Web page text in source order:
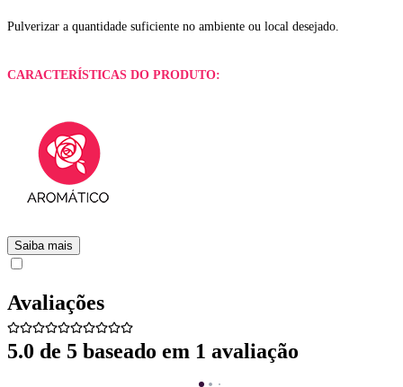
Pulverizar a quantidade suficiente no ambiente ou local desejado.
CARACTERÍSTICAS DO PRODUTO:
Saiba mais
Avaliações
5.0 de 5 baseado em 1 avaliação